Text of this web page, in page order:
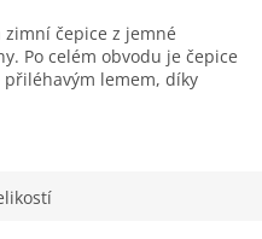
čepice z jemné
Po celém obvodu je čepice
lemem, díky